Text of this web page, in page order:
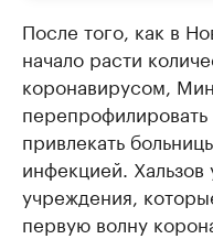
После того, как в
начало расти
коронавирусом,
привлекать
инфекцией. Хальзов
учреждения,
первую волну